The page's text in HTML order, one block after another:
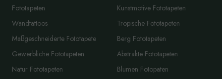
Fototapeten
Wandtattoos
Maßgeschneiderte Fototapete
Gewerbliche Fototapeten
Natur Fototapeten
Kunstmotive Fototapeten
Tropische Fototapeten
Berg Fototapeten
Abstrakte Fototapeten
Blumen Fotopaten